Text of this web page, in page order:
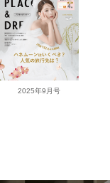
2025年9月号